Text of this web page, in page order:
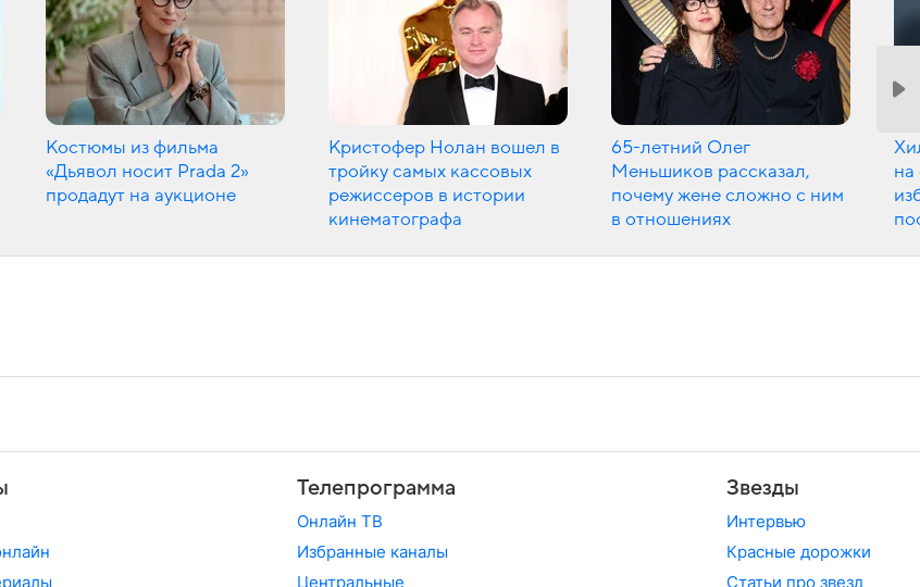
Костюмы из фильма
«Дьявол носит Prada 2»
продадут на аукционе
Кристофер Нолан вошел в
тройку самых кассовых
режиссеров в истории
кинематографа
65-летний Олег
Меньшиков рассказал,
почему жене сложно с ним
в отношениях
на
Телепрограмма
Онлайн ТВ
Избранные каналы
Центральные
Звезды
Интервью
Красные дорожки
Статьи про звезд